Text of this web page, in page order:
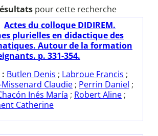
pour cette recherche
Actes du colloque DIDIREM.
plurielles en didactique des
Autour de la formation
p. 331-354.
Butlen Denis ; Labroue Francis ;
Claudie ; Perrin Daniel ;
Inés María ; Robert Aline ;
Catherine